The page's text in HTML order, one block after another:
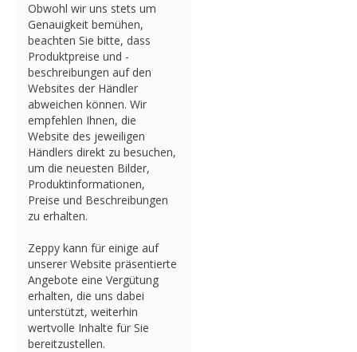
Obwohl wir uns stets um
Genauigkeit bemühen,
beachten Sie bitte, dass
Produktpreise und -
beschreibungen auf den
Websites der Händler
abweichen können. Wir
empfehlen Ihnen, die
Website des jeweiligen
Händlers direkt zu besuchen,
um die neuesten Bilder,
Produktinformationen,
Preise und Beschreibungen
zu erhalten.
Zeppy kann für einige auf
unserer Website präsentierte
Angebote eine Vergütung
erhalten, die uns dabei
unterstützt, weiterhin
wertvolle Inhalte für Sie
bereitzustellen.